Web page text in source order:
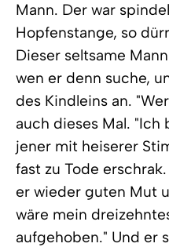
Mann. Der war
Hopfenstange, so
Dieser seltsame
wen er denn suche,
des Kindleins an.
auch dieses Mal. "Ich
jener mit heiserer
fast zu Tode
er wieder guten Mut
wäre mein
aufgehoben." Und er